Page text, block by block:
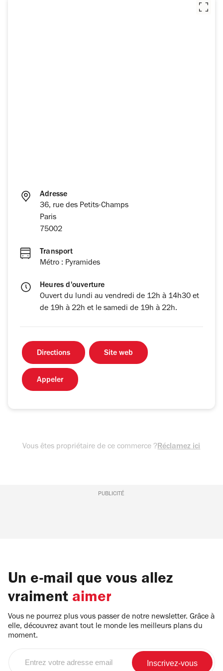
Adresse
36, rue des Petits-Champs
Paris
75002
Transport
Métro : Pyramides
Heures d'ouverture
Ouvert du lundi au vendredi de 12h à 14h30 et
de 19h à 22h et le samedi de 19h à 22h.
Directions Site web
Appeler
Vous êtes propriétaire de ce commerce ?Réclamez ici
PUBLICITÉ
Un e-mail que vous allez
vraiment aimer
Vous ne pourrez plus vous passer de notre newsletter. Grâce à
elle, découvrez avant tout le monde les meilleurs plans du
moment.